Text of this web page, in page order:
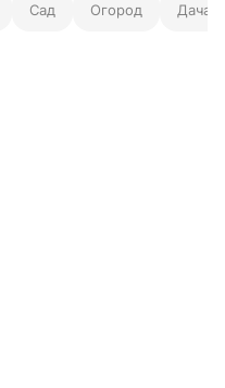
Сад Огород Дача